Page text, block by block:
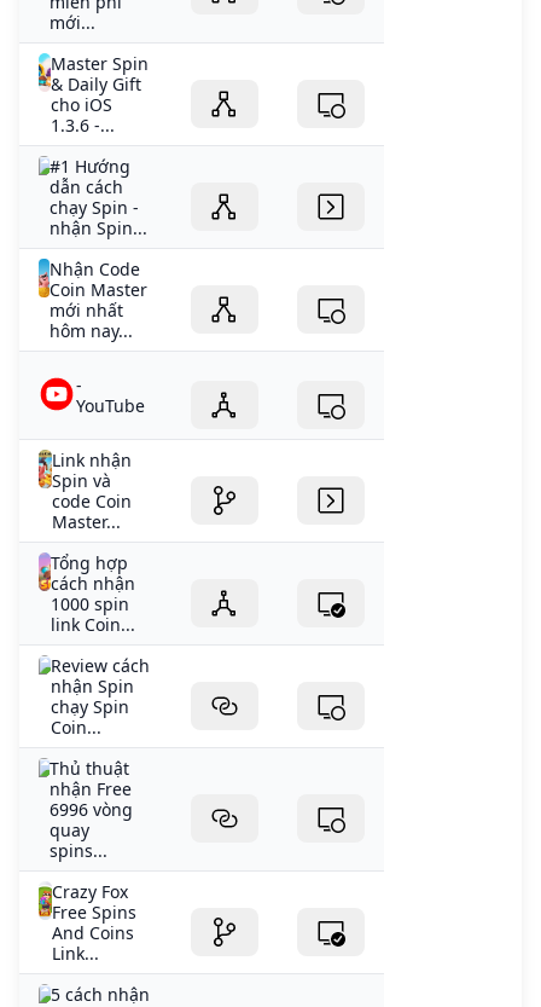
mới...
Master Spin
& Daily Gift
cho iOS
1.3.6 -...
#1 Hướng
dẫn cách
chạy Spin -
nhận Spin...
Nhận Code
Coin Master
mới nhất
hôm nay...
-
YouTube
Link nhận
Spin và
code Coin
Master...
Tổng hợp
cách nhận
1000 spin
link Coin...
Review cách
nhận Spin
chạy Spin
Coin...
Thủ thuật
nhận Free
6996 vòng
quay
spins...
Crazy Fox
Free Spins
And Coins
Link...
5 cách nhận